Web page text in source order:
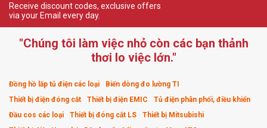
Receive discount codes, exclusive offers
via your Email every day.
"Chúng tôi làm việc nhỏ còn các bạn thảnh
thơi lo việc lớn."
Đồng hồ lắp tủ điện các loại
Biến dòng đo lường TI
Thiết bị điện đóng cắt
Thiết bị điện EMIC
Tủ điện phân phối, điều khiển
Đầu cos các loại
Thiết bị đóng cắt LS
Thiết bị Mitsubishi